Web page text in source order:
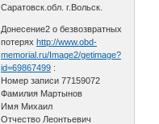
Саратовск.обл. г.Вольск.
Донесение2 о безвозвратных
потеряхhttp://www.obd-
memorial.ru/Image2/getimage?
id=69867499 :
Номер записи 77159072
Фамилия Мартынов
Имя Михаил
Отчество Леонтьевич